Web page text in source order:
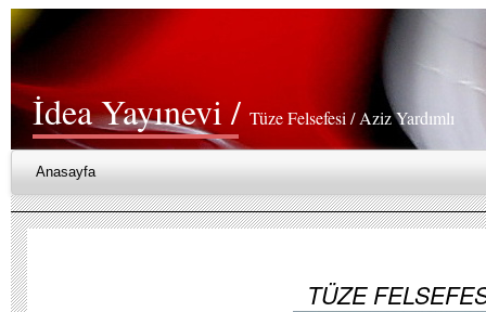
İdea Yayınevi / Tüze Felsefesi / Aziz Yardımlı
Anasayfa
TÜZE